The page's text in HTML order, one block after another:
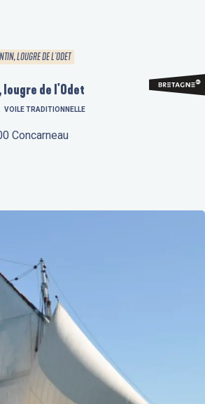
LOUGRE DE L'ODET
de l'Odet
VOILE TRADITIONNELLE
Concarneau
aux